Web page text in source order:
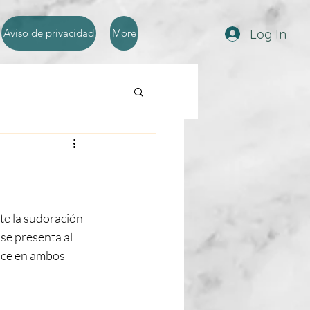
Aviso de privacidad More Log In
la sudoración
presenta al
en ambos